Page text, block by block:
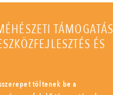
TÁMOGATÁS
ÉS
töltenek be a